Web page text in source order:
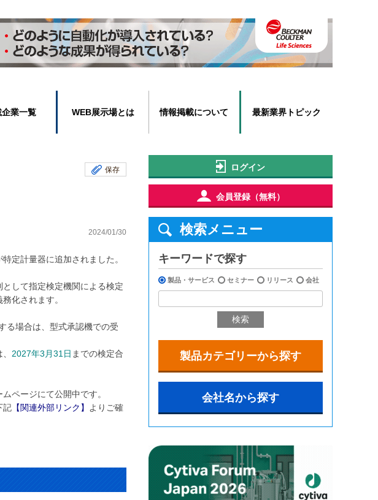
企業一覧 WEB展示場とは 情報掲載について 最新業界トピック
保存
2024/01/30
定計量器に追加されました。
して指定検定機関による検定
化されます。
る場合は、型式承認機での受
2027年3月31日 までの検定合
ページにて公開中です。
記 【関連外部リンク】
よりご確
ログイン
会員登録（無料）
検索メニュー
キーワードで探す
製品・サービス セミナー リリース 会社
検索
製品カテゴリーから探す
会社名から探す